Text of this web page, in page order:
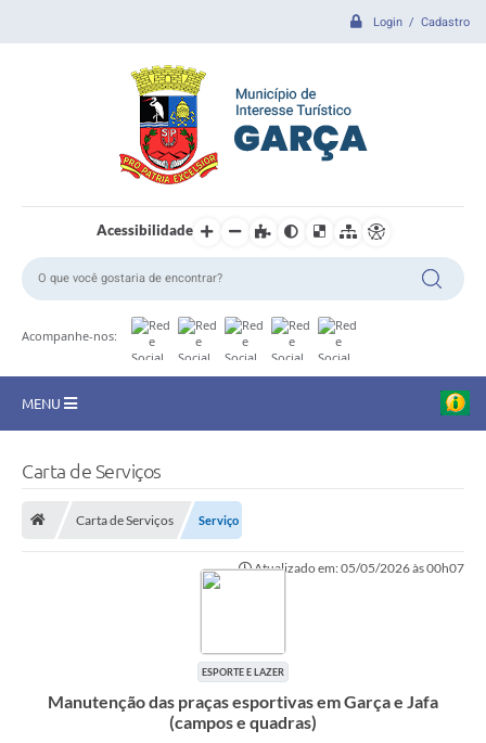
Login / Cadastro
Acessibilidade
Acompanhe-nos:
MENU
CIDADE
Prefeitura
Carta de Serviços
Carta de Serviços Serviço
Atualizado em: 05/05/2026 às 00h07
ESPORTE E LAZER
Manutenção das praças esportivas em Garça e Jafa
(campos e quadras)